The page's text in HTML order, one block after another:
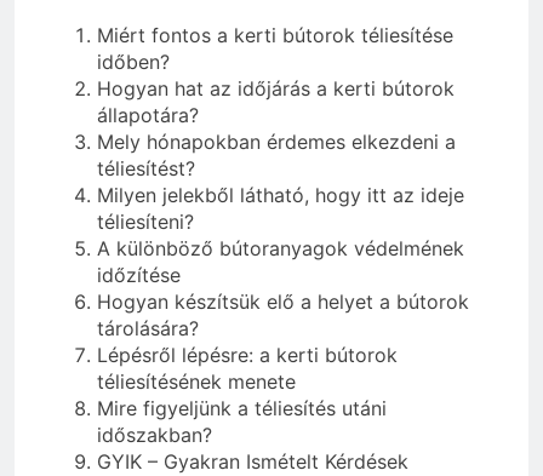
Miért fontos a kerti bútorok téliesítése
időben?
Hogyan hat az időjárás a kerti bútorok
állapotára?
Mely hónapokban érdemes elkezdeni a
téliesítést?
Milyen jelekből látható, hogy itt az ideje
téliesíteni?
A különböző bútoranyagok védelmének
időzítése
Hogyan készítsük elő a helyet a bútorok
tárolására?
Lépésről lépésre: a kerti bútorok
téliesítésének menete
Mire figyeljünk a téliesítés utáni
időszakban?
GYIK – Gyakran Ismételt Kérdések